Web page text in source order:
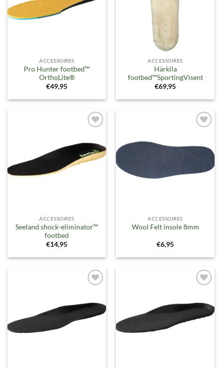
ACCESSOIRES
Pro Hunter footbed™
OrthoLite®
€49,95
ACCESSOIRES
Härkila
footbed™SportingVisent
€69,95
verlanglijst
ACCESSOIRES
Seeland shock-eliminator™
footbed
€14,95
verlanglijst
ACCESSOIRES
Wool Felt insole 8mm
€6,95
verlanglijst
verlanglijst